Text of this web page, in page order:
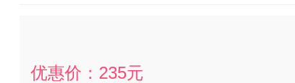
优惠价： 235元